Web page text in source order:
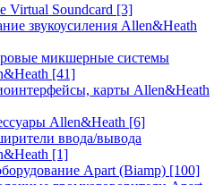
Virtual Soundcard [3]
звукоусиления Allen&Heath
микшерные системы
[41]
карты Allen&Heath
Allen&Heath [6]
ввода/вывода
[1]
Apart (Biamp) [100]